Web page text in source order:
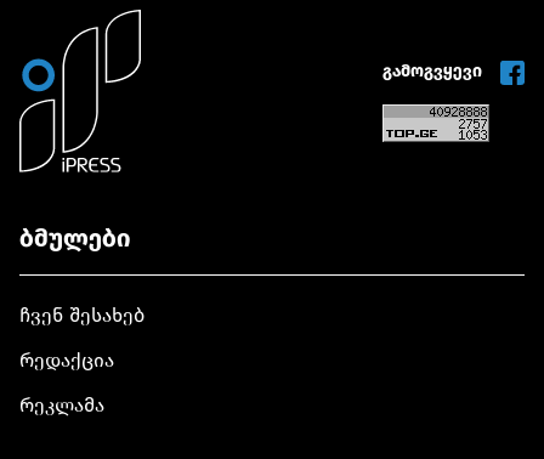
გამოგვყევი
ბმულები
ჩვენ შესახებ
რედაქცია
რეკლამა